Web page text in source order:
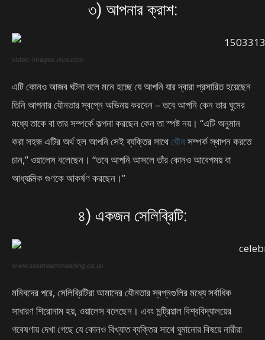
৩) আপনার ক্রাশ:
video-images.vice.com
এটি কোনও আজব ঘটনা বলে মনে হচ্ছে যে আপনি যার দ্বারা প্রসারিত হয়েছেন
তিনি আপনার যৌনতার স্বপ্নে অভিনয় করবেন – তবে আপনি কেন তার ঘুমের
মধ্যে তাকে বা তার সম্পর্কে কল্পনা করছেন কেন তা স্পষ্ট নয়। “এটি অনুমান
করা সহজ এটির অর্থ হল আপনি সেই ব্যক্তির সাথেযৌনসম্পর্ক স্থাপন করতে
চান,” ওয়ালেস বলেছেন। “তবে আপনি আসলে তাঁর কোনও আবেগময় বা
আধ্যাত্মিক গুণকে আকর্ষণ করছেন।”
৪) একজন সেলিব্রিটি:
www.sexdreammeaning.co.uk
মনিবদের পরে, সেলিব্রিটিরা আমাদের যৌনতার স্বপ্নগুলির মধ্যে সর্বাধিক
সাধারণ শিরোনাম হয়, ওয়ালেস বলেছেন। এবং মন্ট্রিয়াল বিশ্ববিদ্যালয়ের
গবেষণায় দেখা গেছে যে কোনও বিখ্যাত ব্যক্তির সাথে ঘুমানোর বিষয়ে নারীরা